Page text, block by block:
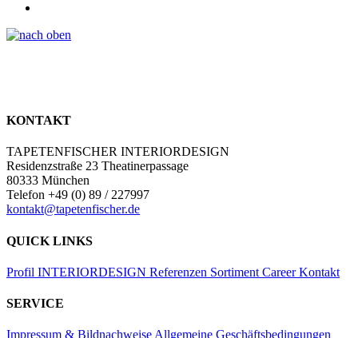
KONTAKT
TAPETENFISCHER INTERIORDESIGN
Residenzstraße 23 Theatinerpassage
80333 München
Telefon +49 (0) 89 / 227997
kontakt@tapetenfischer.de
QUICK LINKS
Profil INTERIORDESIGN Referenzen Sortiment CareerKontakt
SERVICE
Impressum & Bildnachweise Allgemeine Geschäftsbedingungen